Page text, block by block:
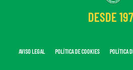
DESDE
AVISO LEGAL POLÍTICA DE COOKIES POLÍTICA